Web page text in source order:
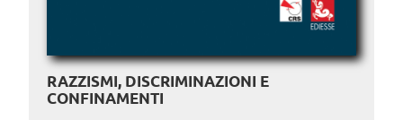
RAZZISMI, DISCRIMINAZIONI E
CONFINAMENTI